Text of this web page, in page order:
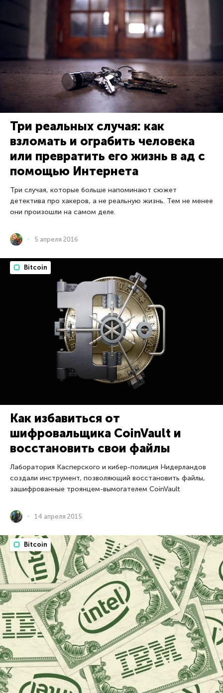
Три реальных случая: как
взломать и ограбить человека
или превратить его жизнь в ад с
помощью Интернета
Три случая, которые больше напоминают сюжет
детектива про хакеров, а не реальную жизнь. Тем не менее
они произошли на самом деле.
5 апреля 2016
Bitcoin
Как избавиться от
шифровальщика CoinVault и
восстановить свои файлы
Лаборатория Касперского и кибер-полиция Нидерландов
создали инструмент, позволяющий восстановить файлы,
зашифрованные троянцем-вымогателем CoinVault
14 апреля 2015
Bitcoin